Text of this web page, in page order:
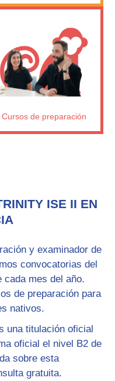
Cursos de preparación
ISE II EN
y examinador de
convocatorias del
cada mes del año.
de preparación para
nativos.
una titulación oficial
oficial el nivel B2 de
sobre esta
gratuita.